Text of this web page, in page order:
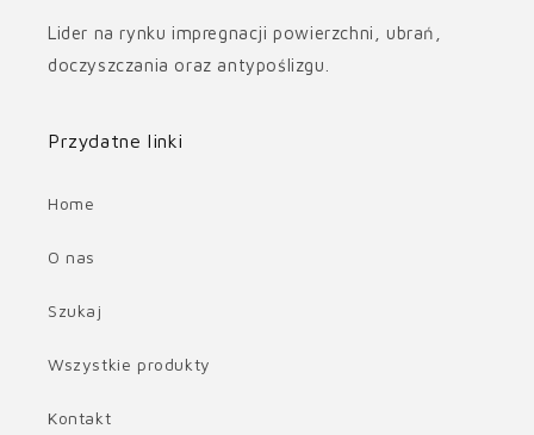
Lider na rynku impregnacji powierzchni, ubrań,
doczyszczania oraz antypoślizgu.
Przydatne linki
Home
O nas
Szukaj
Wszystkie produkty
Kontakt